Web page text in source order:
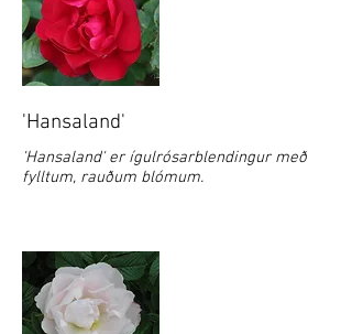
'Hansaland'
'Hansaland' er ígulrósarblendingur með
fylltum, rauðum blómum.